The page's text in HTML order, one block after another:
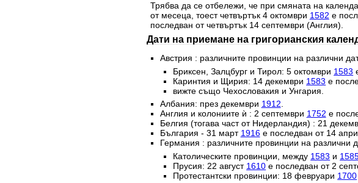
Трябва да се отбележи, че при смяната на
от месеца, тоест четвъртък 4 октомври 1582 е
последван от четвъртък 14 септември (Англия).
Дати на приемане на григорианския
Австрия : различните провинции на различни
Бриксен, Залцбург и Тирол: 5 октомври 1583
Каринтия и Щирия: 14 декември 1583 е
вижте също Чехословакия и Унгария.
Албания: през декември 1912.
Англия и колониите ѝ : 2 септември 1752 е
Белгия (тогава част от Нидерландия) : 21
България - 31 март 1916е последван от 14
Германия : различните провинции на различни
Католическите провинции, между 1583 и
Прусия: 22 август 1610 е последван от 2
Протестантски провинции: 18 февруари 1700